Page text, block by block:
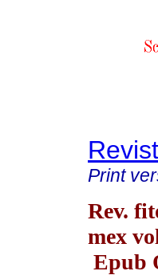
Print
Rev.
mex
Epub